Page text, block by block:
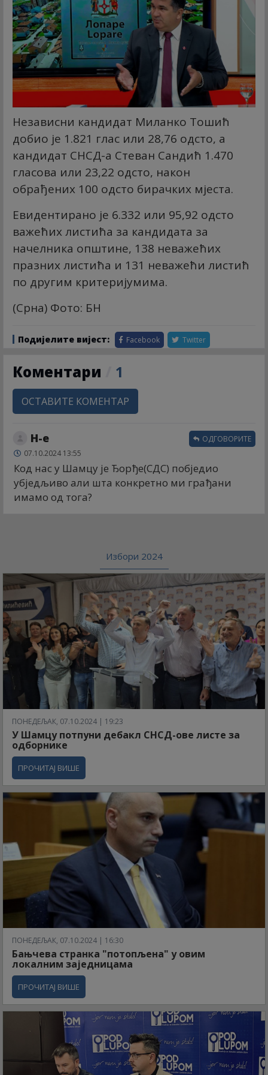
Независни кандидат Миланко Тошић
добио је 1.821 глас или 28,76 одсто, а
кандидат СНСД-а Стеван Сандић 1.470
гласова или 23,22 одсто, након
обрађених 100 одсто бирачких мјеста.
Евидентирано је 6.332 или 95,92 одсто
важећих листића за кандидата за
начелника општине, 138 неважећих
празних листића и 131 неважећи листић
по другим критеријумима.
(Срна) Фото: БН
Подијелите вијест: Facebook Twitter
Коментари 1
ОСТАВИТЕ КОМЕНТАР
Н-е
07.10.2024 13:55
Код нас у Шамцу је Ђорђе(СДС) побједио
убједљиво али шта конкретно ми грађани
имамо од тога?
ОДГОВОРИТЕ
Избори 2024
ПОНЕДЕЉАК, 07.10.2024 | 19:23
У Шамцу потпуни дебакл СНСД-ове листе за
одборнике
ПРОЧИТАЈ ВИШЕ
ПОНЕДЕЉАК, 07.10.2024 | 16:30
Бањчева странка "потопљена" у овим
локалним заједницама
ПРОЧИТАЈ ВИШЕ